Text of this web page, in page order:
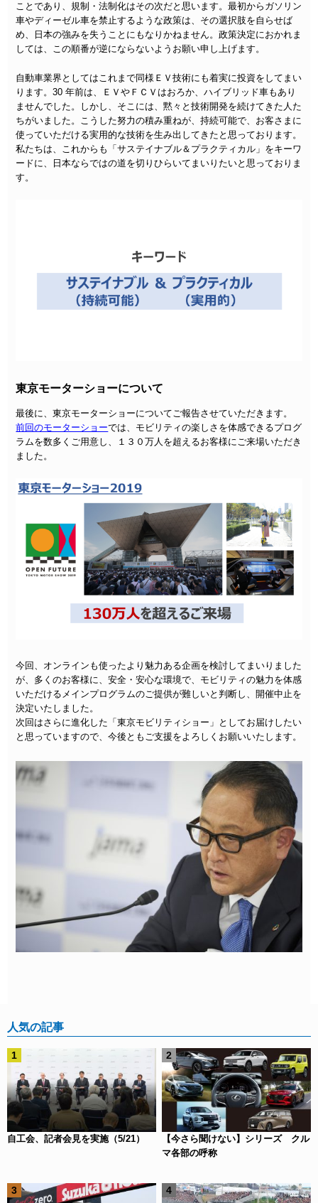
ことであり、規制・法制化はその次だと思います。最初からガソリン
車やディーゼル車を禁止するような政策は、その選択肢を自らせば
め、日本の強みを失うことにもなりかねません。政策決定におかれま
しては、この順番が逆にならないようお願い申し上げます。
自動車業界としてはこれまで同様ＥＶ技術にも着実に投資をしてまい
ります。30 年前は、ＥＶやＦＣＶはおろか、ハイブリッド車もあり
ませんでした。しかし、そこには、黙々と技術開発を続けてきた人た
ちがいました。こうした努力の積み重ねが、持続可能で、お客さまに
使っていただける実用的な技術を生み出してきたと思っております。
私たちは、これからも「サステイナブル＆プラクティカル」をキーワ
ードに、日本ならではの道を切りひらいてまいりたいと思っておりま
す。
東京モーターショーについて
最後に、東京モーターショーについてご報告させていただきます。
前回のモーターショーでは、モビリティの楽しさを体感できるプログ
ラムを数多くご用意し、１３０万人を超えるお客様にご来場いただき
ました。
今回、オンラインも使ったより魅力ある企画を検討してまいりました
が、多くのお客様に、安全・安心な環境で、モビリティの魅力を体感
いただけるメインプログラムのご提供が難しいと判断し、開催中止を
決定いたしました。
次回はさらに進化した「東京モビリティショー」としてお届けしたい
と思っていますので、今後ともご支援をよろしくお願いいたします。
人気の記事
自工会、記者会見を実施（5/21）
【今さら聞けない】シリーズ クル
マ各部の呼称